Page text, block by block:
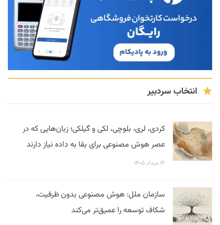
انتخاب سردبیر
کردی، لری، بلوچی، لکی و گیلکی؛ زبان‌هایی که در
عصر هوش مصنوعی برای بقا به داده نیاز دارند
۱۴ مرداد ۱۴۰۵
سازمان ملل: هوش مصنوعی بدون ظرفیت،
شکاف توسعه را عمیق‌تر می‌کند